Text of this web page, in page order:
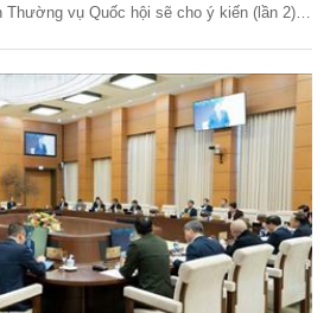
Thường vụ Quốc hội sẽ cho ý kiến (lần 2)